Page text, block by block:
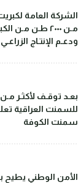
الشركة العامة
مـن ٢٠٠٠ طـن
ودعـم الإنتـاج الزراعـي
بعـد توقـف لأكثـر
للسمنت العراقية
سمنت الكوفة
الأمن الوطني